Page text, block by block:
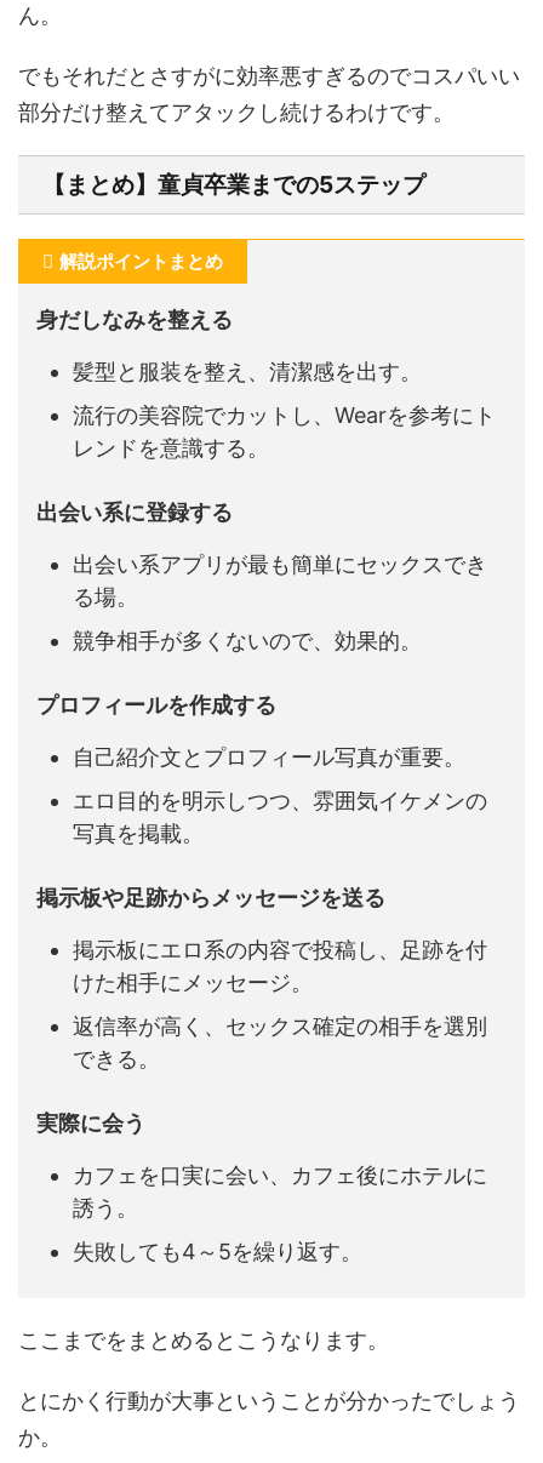
ん。
でもそれだとさすがに効率悪すぎるのでコスパいい
部分だけ整えてアタックし続けるわけです。
【まとめ】童貞卒業までの5ステップ
解説ポイントまとめ
身だしなみを整える
髪型と服装を整え、清潔感を出す。
流行の美容院でカットし、Wearを参考にト
レンドを意識する。
出会い系に登録する
出会い系アプリが最も簡単にセックスでき
る場。
競争相手が多くないので、効果的。
プロフィールを作成する
自己紹介文とプロフィール写真が重要。
エロ目的を明示しつつ、雰囲気イケメンの
写真を掲載。
掲示板や足跡からメッセージを送る
掲示板にエロ系の内容で投稿し、足跡を付
けた相手にメッセージ。
返信率が高く、セックス確定の相手を選別
できる。
実際に会う
カフェを口実に会い、カフェ後にホテルに
誘う。
失敗しても4～5を繰り返す。
ここまでをまとめるとこうなります。
とにかく行動が大事ということが分かったでしょう
か。